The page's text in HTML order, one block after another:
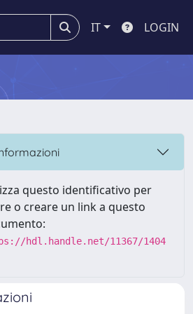
IT LOGIN
questo identificativo per
o creare un link a questo
hdl.handle.net/11367/1404